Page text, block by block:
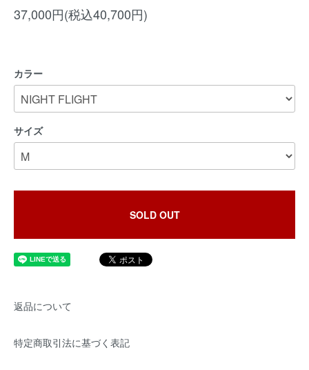
37,000円(税込40,700円)
カラー
サイズ
SOLD OUT
返品について
特定商取引法に基づく表記